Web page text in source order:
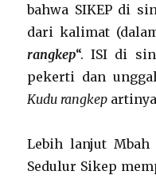
bahwa SIKEP di
dari kalimat
rangkep“. ISI di
pekerti dan
Kudu rangkep
Lebih lanjut Mbah
Sedulur Sikep